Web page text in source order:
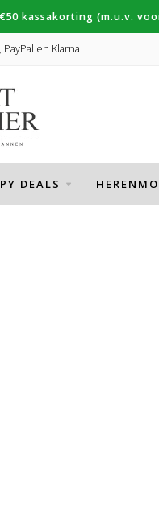
kassakorting (m.u.v.
en Klarna
DEALS